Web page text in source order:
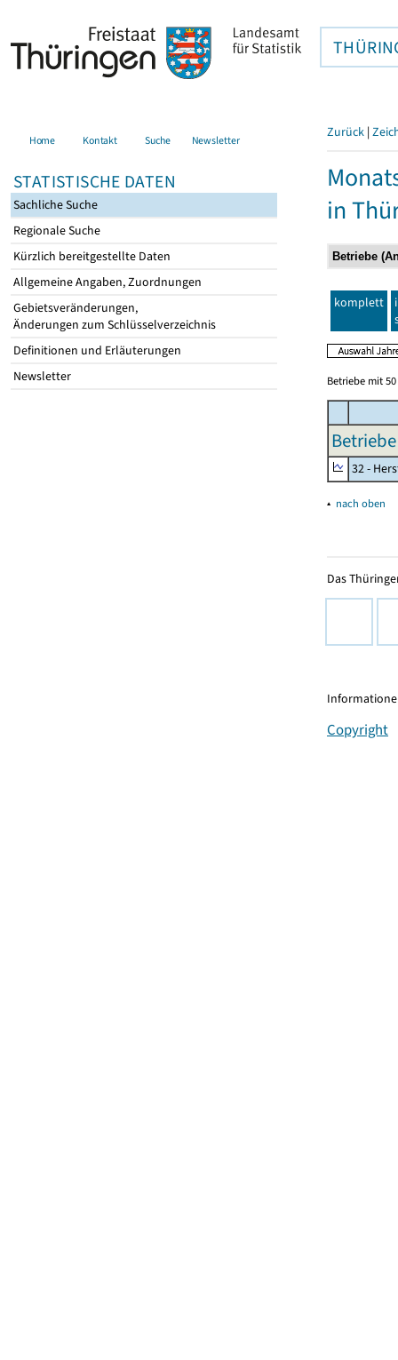
Home Kontakt Suche Newsletter
STATISTISCHE DATEN
Sachliche Suche
Regionale Suche
Kürzlich bereitgestellte Daten
Allgemeine Angaben, Zuordnungen
Gebietsveränderungen,
Änderungen zum Schlüsselverzeichnis
Definitionen und Erläuterungen
Newsletter
Zurück |
in
komplett
Betriebe mit
32 -
▴ nach oben
Das
Copyright